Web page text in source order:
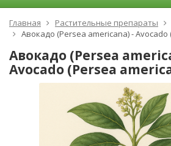
Главная Растительные препараты
Авокадо (Persea americana) -
Авокадо (Persea
Avocado (Persea